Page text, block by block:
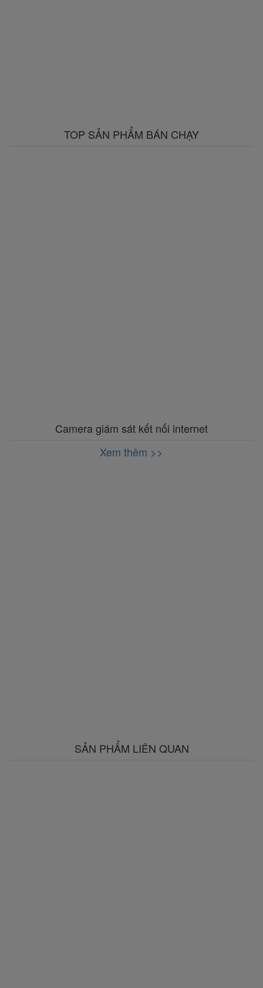
TOP SẢN PHẨM BÁN CHẠY
Camera giám sát kết nối internet
Xem thêm >>
SẢN PHẨM LIÊN QUAN